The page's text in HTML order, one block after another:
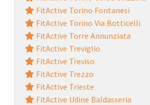
FitActive Torino Fontanesi
FitActive Torino Via Botticelli
FitActive Torre Annunziata
FitActive Treviglio
FitActive Treviso
FitActive Trezzo
FitActive Trieste
FitActive Udine Baldasseria